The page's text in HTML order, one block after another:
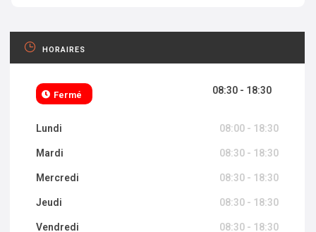
HORAIRES
Fermé 08:30 - 18:30
Lundi 08:00 - 18:30
Mardi 08:30 - 18:30
Mercredi 08:30 - 18:30
Jeudi 08:30 - 18:30
Vendredi 08:30 - 18:30